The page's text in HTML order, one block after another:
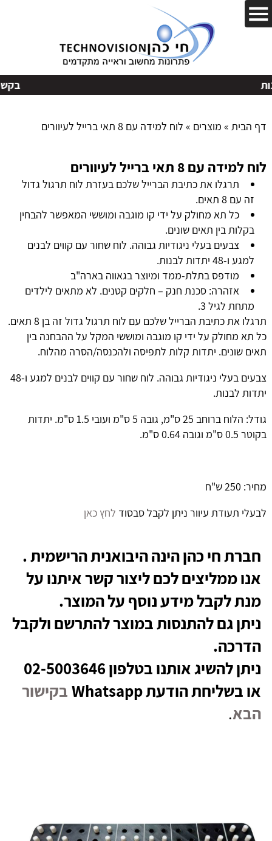
דף הבית» מוצרים » לוח למידה עם 8 תאי ברייל לעיוורים
לוח למידה עם 8 תאי ברייל לעיוורים
תרגלו את כתיבת הברייל שלכם בעזרת לוח תרגול גדול
זה עם 8 תאים.
כל תא מחולק על ידי קו מוגבה ומוששי המאפשר להבחין
בקלות בין תאים שונים.
צבעים בעלי ניגודיות גבוהה. לוח שחור עם קווים לבנים
למגע ו-48 יתדות לבנות.
מודפס בתלת-ממד ומיוצר בגאווה בארה"ב
אזהרה: סכנת חנק – חלקים קטנים. לא מתאים לילדים
מתחת לגיל 3.
תרגלו את כתיבת הברייל שלכם עם לוח תרגול גדול זה בן 8 תאים.
כל תא מחולק על ידי קו מוגבה ומוששי המקל על ההבחנה בין
תאים שונים. יתדות קלות לתפיסה ולהכנסה/הסרה מהלוח.
צבעים בעלי ניגודיות גבוהה. לוח שחור עם קווים לבנים למגע ו-48
יתדות לבנות.
גודל: הלוח ברוחב 25 ס"מ, גובה 5 ס"מ ועובי 1.5 ס"מ. יתדות
בקוטר 0.5 ס"מ וגובה 0.64 ס"מ.
מחיר: 250 ש"ח
לבעלי תעודת עיוור ניתן לקבל סבסוד לחץ כאן
חברת חי כהן הינה היבואנית הרישמית .
אנו ממליצים לכם ליצור קשר איתנו על
מנת לקבל מידע נוסף על המוצר.
ניתן גם להתנסות במוצר להתרשם ולקבל
הדרכה.
ניתן להשיג אותנו בטלפון 02-5003646
או בשליחת הודעת Whatsapp
בקישור
הבא.